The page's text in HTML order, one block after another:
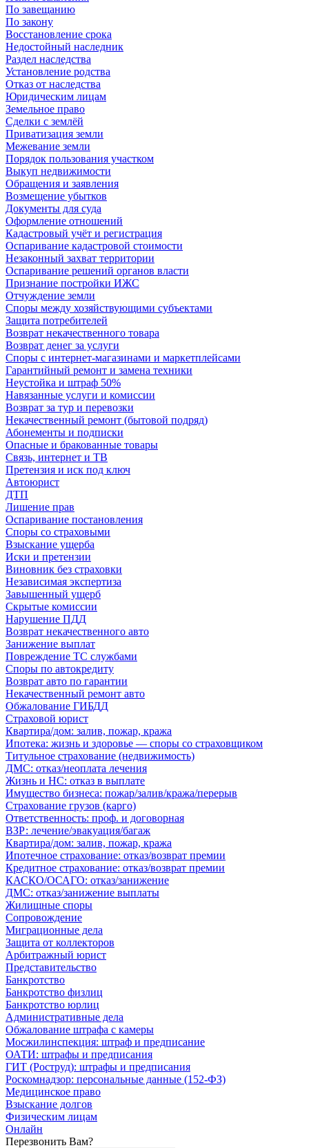
По завещанию
По закону
Восстановление срока
Недостойный наследник
Раздел наследства
Установление родства
Отказ от наследства
Юридическим лицам
Земельное право
Сделки с землёй
Приватизация земли
Межевание земли
Порядок пользования участком
Выкуп недвижимости
Обращения и заявления
Возмещение убытков
Документы для суда
Оформление отношений
Кадастровый учёт и регистрация
Оспаривание кадастровой стоимости
Незаконный захват территории
Оспаривание решений органов власти
Признание постройки ИЖС
Отчуждение земли
Споры между хозяйствующими субъектами
Защита потребителей
Возврат некачественного товара
Возврат денег за услуги
Споры с интернет-магазинами и маркетплейсами
Гарантийный ремонт и замена техники
Неустойка и штраф 50%
Навязанные услуги и комиссии
Возврат за тур и перевозки
Некачественный ремонт (бытовой подряд)
Абонементы и подписки
Опасные и бракованные товары
Связь, интернет и ТВ
Претензия и иск под ключ
Автоюрист
ДТП
Лишение прав
Оспаривание постановления
Споры со страховыми
Взыскание ущерба
Иски и претензии
Виновник без страховки
Независимая экспертиза
Завышенный ущерб
Скрытые комиссии
Нарушение ПДД
Возврат некачественного авто
Занижение выплат
Повреждение ТС службами
Споры по автокредиту
Возврат авто по гарантии
Некачественный ремонт авто
Обжалование ГИБДД
Страховой юрист
Квартира/дом: залив, пожар, кража
Ипотека: жизнь и здоровье — споры со страховщиком
Титульное страхование (недвижимость)
ДМС: отказ/неоплата лечения
Жизнь и НС: отказ в выплате
Имущество бизнеса: пожар/залив/кража/перерыв
Страхование грузов (карго)
Ответственность: проф. и договорная
ВЗР: лечение/эвакуация/багаж
Квартира/дом: залив, пожар, кража
Ипотечное страхование: отказ/возврат премии
Кредитное страхование: отказ/возврат премии
КАСКО/ОСАГО: отказ/занижение
ДМС: отказ/занижение выплаты
Жилищные споры
Сопровождение
Миграционные дела
Защита от коллекторов
Арбитражный юрист
Представительство
Банкротство
Банкротство физлиц
Банкротство юрлиц
Административные дела
Обжалование штрафа с камеры
Мосжилинспекция: штраф и предписание
ОАТИ: штрафы и предписания
ГИТ (Роструд): штрафы и предписания
Роскомнадзор: персональные данные (152-ФЗ)
Медицинское право
Взыскание долгов
Физическим лицам
Онлайн
Перезвонить Вам?